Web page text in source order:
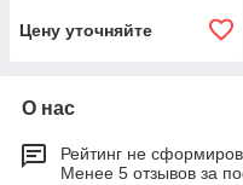
Цену уточняйте
О нас
Рейтинг не
Менее 5 отзывов за